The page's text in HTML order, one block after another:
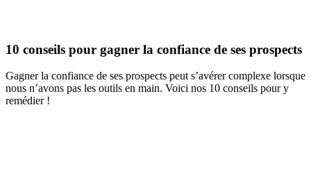
10 conseils pour gagner la confiance de ses prospects
Gagner la confiance de ses prospects peut s’avérer complexe lorsque
nous n’avons pas les outils en main. Voici nos 10 conseils pour y
remédier !